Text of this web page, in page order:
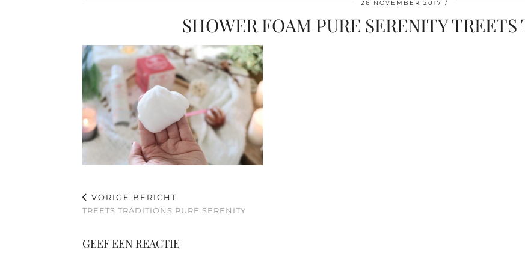
26 NOVEMBER 2017
SHOWER FOAM PURE SERENITY
VORIGE BERICHT
TREETS TRADITIONS PURE SERENITY
GEEF EEN REACTIE